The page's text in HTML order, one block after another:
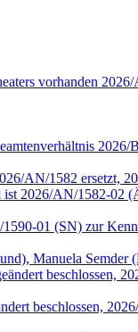
vorhanden
2026/
AN/1582 ersetzt,
2026/AN/1582-02
01 (SN) zur
Manuela Semder
beschlossen,
beschlossen,